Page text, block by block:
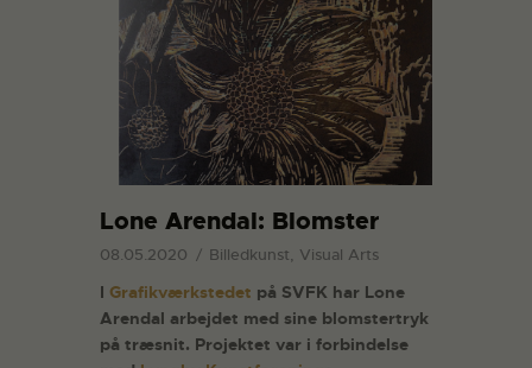
ENGLISH
Lone Arendal: Blomster
08.05.2020 Billedkunst, Visual Arts
I Grafikværkstedet på SVFK har Lone
Arendal arbejdet med sine blomstertryk
på træsnit. Projektet var i forbindelse